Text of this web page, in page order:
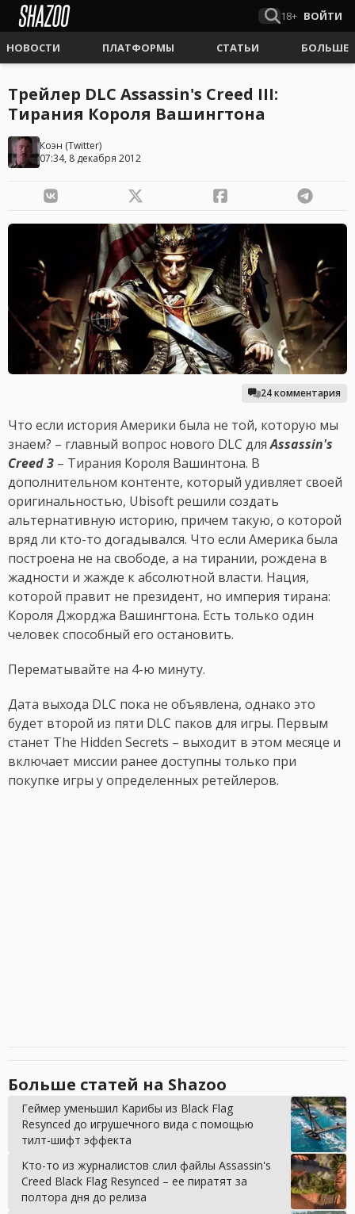
18+ ВОЙТИ
НОВОСТИ ПЛАТФОРМЫ СТАТЬИ БОЛЬШЕ
Трейлер DLC Assassin's Creed III:
Тирания Короля Вашингтона
Коэн (Twitter)
07:34, 8 декабря 2012
24 комментария
Что если история Америки была не той, которую мы
знаем? – главный вопрос нового DLC дляAssassin's
Creed 3 – Тирания Короля Вашинтона. В
дополнительном контенте, который удивляет своей
оригинальностью, Ubisoft решили создать
альтернативную историю, причем такую, о которой
вряд ли кто-то догадывался. Что если Америка была
построена не на свободе, а на тирании, рождена в
жадности и жажде к абсолютной власти. Нация,
которой правит не президент, но империя тирана:
Короля Джорджа Вашингтона. Есть только один
человек способный его остановить.
Перематывайте на 4-ю минуту.
Дата выхода DLC пока не объявлена, однако это
будет второй из пяти DLC паков для игры. Первым
станет The Hidden Secrets – выходит в этом месяце и
включает миссии ранее доступны только при
покупке игры у определенных ретейлеров.
Больше статей на Shazoo
Геймер уменьшил Карибы из Black Flag
Resynced до игрушечного вида с помощью
тилт-шифт эффекта
Кто-то из журналистов слил файлы Assassin's
Creed Black Flag Resynced – ее пиратят за
полтора дня до релиза